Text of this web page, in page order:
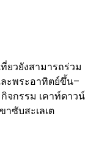
ยวยังสามารถร่วม
ะพระอาทิตย์ขึ้น–
จกรรม เคาท์ดาวน์
าซับสะเลเต